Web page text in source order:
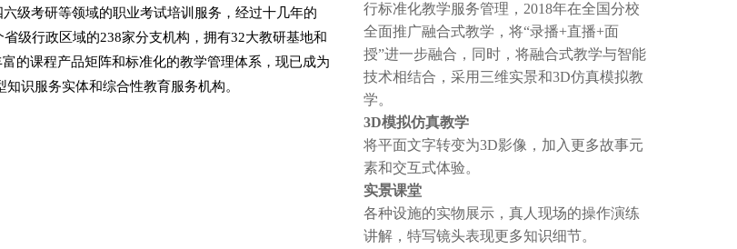
级考研等领域的职业考试培训服务，经过十几年的
级行政区域的238家分支机构，拥有32大教研基地和
的课程产品矩阵和标准化的教学管理体系，现已成为
识服务实体和综合性教育服务机构。
行标准化教学服务管理，2018年在全国分校
全面推广融合式教学，将“录播+直播+面
授”进一步融合，同时，将融合式教学与智能
技术相结合，采用三维实景和3D仿真模拟教
学。
3D模拟仿真教学
将平面文字转变为3D影像，加入更多故事元
素和交互式体验。
实景课堂
各种设施的实物展示，真人现场的操作演练
讲解，特写镜头表现更多知识细节。